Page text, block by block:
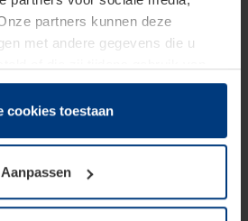
partners kunnen deze
met andere gegevens die u
recht om cookies op uw
vereist is. Voor alle andere
toestemming benodigd. Uw
elk moment bij de uitleg van de
cookies toestaan
Aanpassen